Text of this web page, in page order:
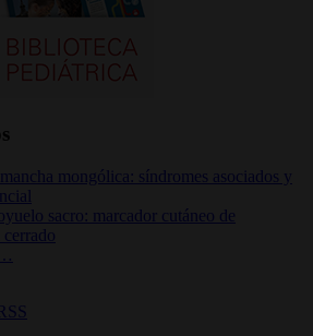
mongólica: síndromes asociados y
sacro: marcador cutáneo de